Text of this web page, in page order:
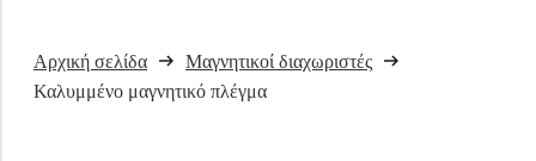
Αρχική σελίδα
Μαγνητικοί διαχωριστές
Καλυμμένο μαγνητικό πλέγμα